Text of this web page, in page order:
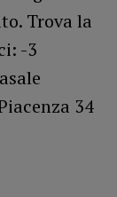
Trova la
-3
34